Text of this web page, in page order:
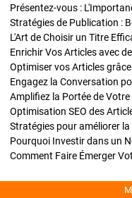
Présentez-vous :
L'Art de Choisir un Titre
Optimiser vos Articles
Engagez la Conversation
Amplifiez la Portée de